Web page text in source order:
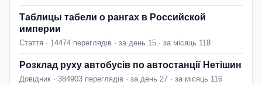
Таблицы табели о рангах в Российской
империи
Стаття · 14474 переглядів · за день 15 · за місяць 118
Розклад руху автобусів по автостанції Нетішин
Довідник · 384903 переглядів · за день 27 · за місяць 116